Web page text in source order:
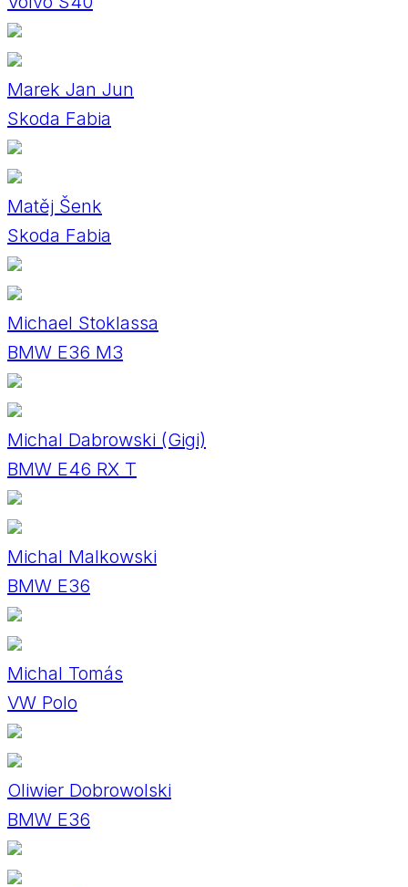
Marek Jan Jun
Skoda Fabia
Matěj Šenk
Skoda Fabia
Michael Stoklassa
BMW E36 M3
Michal Dabrowski (Gigi)
BMW E46 RX T
Michal Malkowski
BMW E36
Michal Tomás
VW Polo
Oliwier Dobrowolski
BMW E36